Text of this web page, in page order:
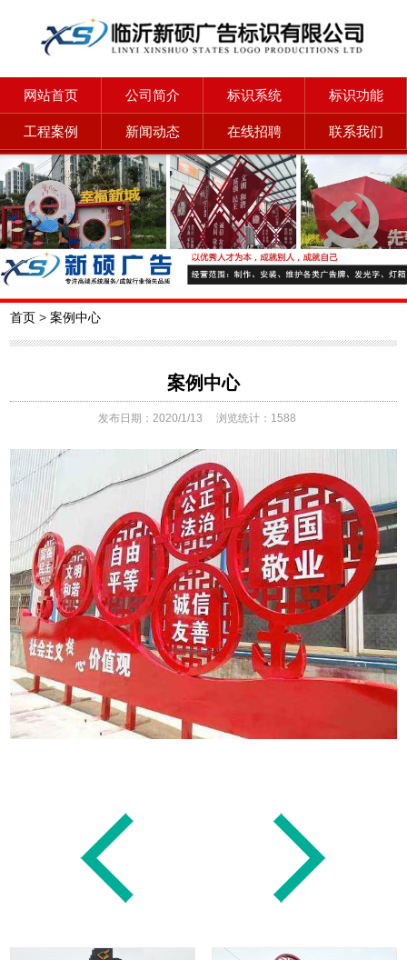
网站首页 公司简介 标识系统 标识功能
工程案例 新闻动态 在线招聘 联系我们
首页 >案例中心
案例中心
发布日期：2020/1/13 浏览统计：1588